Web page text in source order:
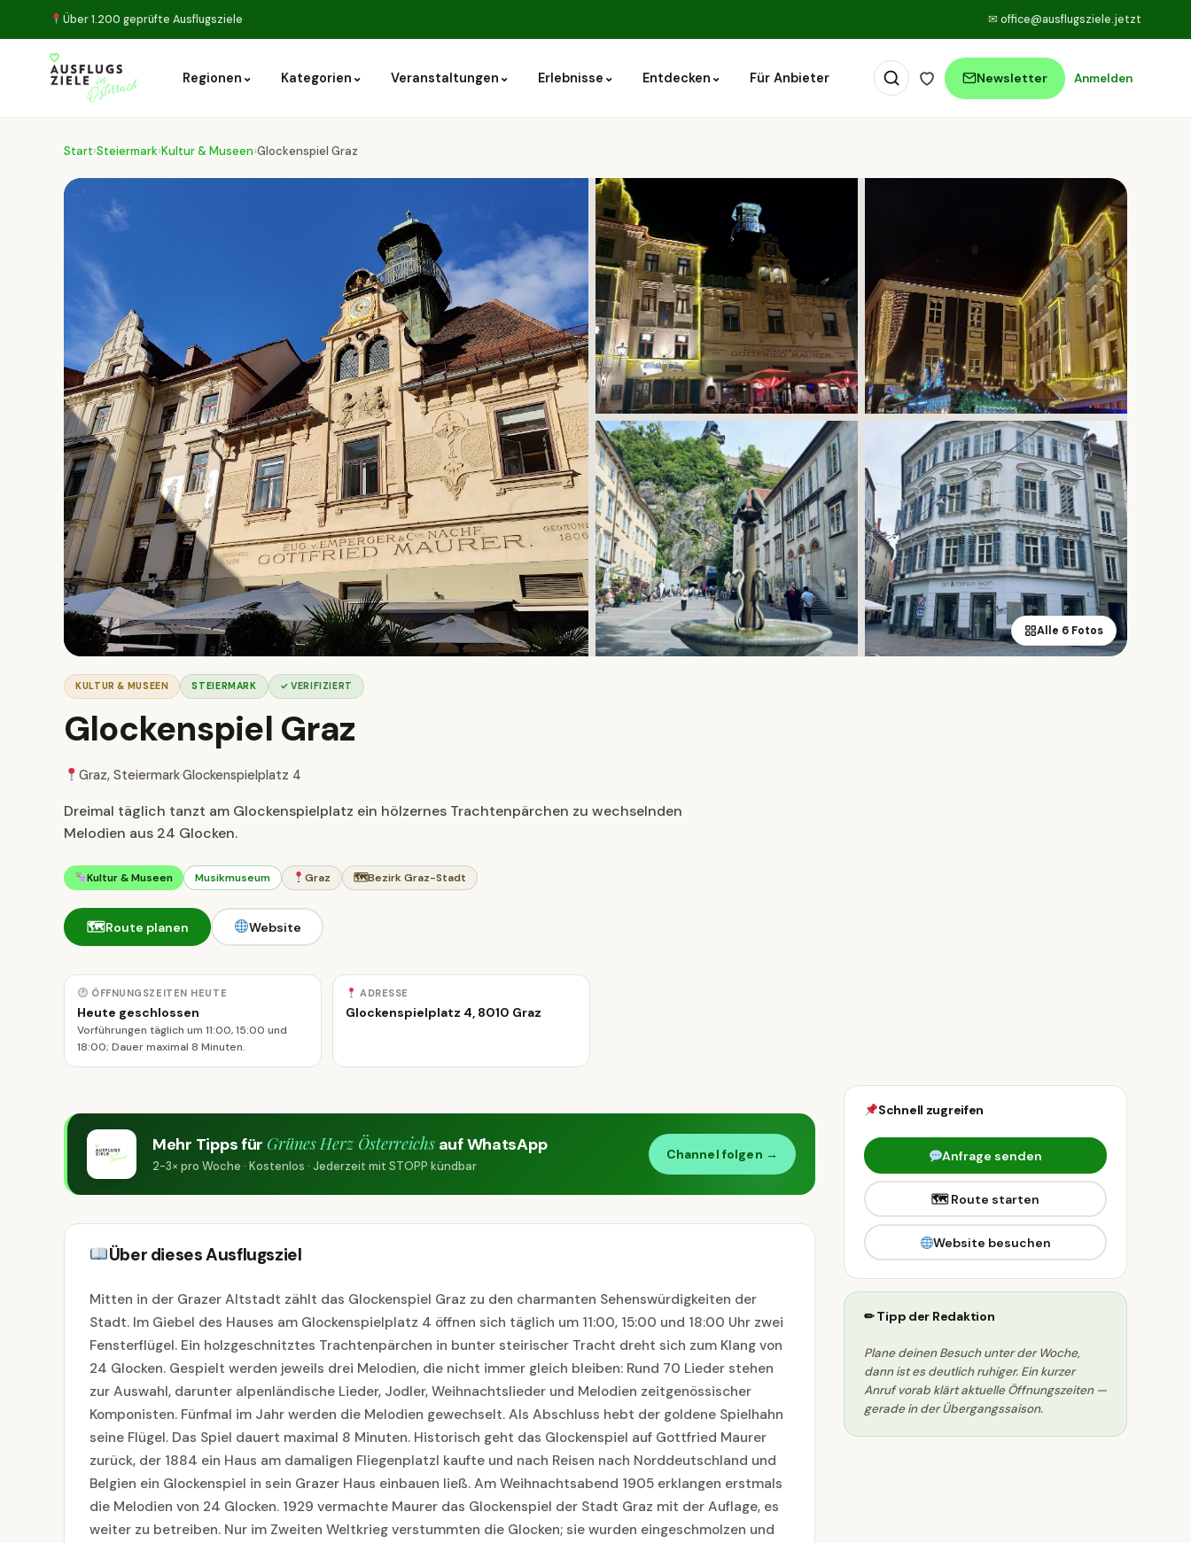
Über 1.200 geprüfte Ausflugsziele ✉ office@ausflugsziele.jetzt
Regionen ⌄ Kategorien ⌄ Veranstaltungen ⌄ Erlebnisse ⌄ Entdecken ⌄ Für Anbieter Newsletter Anmelden
Start›Steiermark›Kultur & Museen›Glockenspiel Graz
Alle 6 Fotos
KULTUR & MUSEEN STEIERMARK ✓ VERIFIZIERT
Glockenspiel Graz
Graz, Steiermark·Glockenspielplatz 4
Dreimal täglich tanzt am Glockenspielplatz ein hölzernes Trachtenpärchen zu wechselnden
Melodien aus 24 Glocken.
Kultur & Museen Musikmuseum Graz 🗺Bezirk Graz-Stadt
🗺Route planen Website
ÖFFNUNGSZEITEN HEUTE
Heute geschlossen
Vorführungen täglich um 11:00, 15:00 und
18:00; Dauer maximal 8 Minuten.
ADRESSE
Glockenspielplatz 4, 8010 Graz
Mehr Tipps für Grünes Herz Österreichsauf WhatsApp
2-3× pro Woche · Kostenlos · Jederzeit mit STOPP kündbar
Channel folgen →
Über dieses Ausflugsziel
Mitten in der Grazer Altstadt zählt das Glockenspiel Graz zu den charmanten Sehenswürdigkeiten der
Stadt. Im Giebel des Hauses am Glockenspielplatz 4 öffnen sich täglich um 11:00, 15:00 und 18:00 Uhr zwei
Fensterflügel. Ein holzgeschnitztes Trachtenpärchen in bunter steirischer Tracht dreht sich zum Klang von
24 Glocken. Gespielt werden jeweils drei Melodien, die nicht immer gleich bleiben: Rund 70 Lieder stehen
zur Auswahl, darunter alpenländische Lieder, Jodler, Weihnachtslieder und Melodien zeitgenössischer
Komponisten. Fünfmal im Jahr werden die Melodien gewechselt. Als Abschluss hebt der goldene Spielhahn
seine Flügel. Das Spiel dauert maximal 8 Minuten. Historisch geht das Glockenspiel auf Gottfried Maurer
zurück, der 1884 ein Haus am damaligen Fliegenplatzl kaufte und nach Reisen nach Norddeutschland und
Belgien ein Glockenspiel in sein Grazer Haus einbauen ließ. Am Weihnachtsabend 1905 erklangen erstmals
die Melodien von 24 Glocken. 1929 vermachte Maurer das Glockenspiel der Stadt Graz mit der Auflage, es
weiter zu betreiben. Nur im Zweiten Weltkrieg verstummten die Glocken; sie wurden eingeschmolzen und
Schnell zugreifen
Anfrage senden
🗺 Route starten
Website besuchen
✏ Tipp der Redaktion
Plane deinen Besuch unter der Woche,
dann ist es deutlich ruhiger. Ein kurzer
Anruf vorab klärt aktuelle Öffnungszeiten —
gerade in der Übergangssaison.